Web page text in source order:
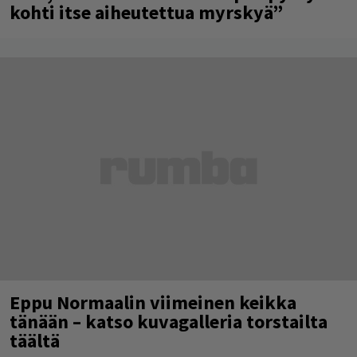
kohti itse aiheutettua myrskyä”
Eppu Normaalin viimeinen keikka
tänään – katso kuvagalleria torstailta
täältä